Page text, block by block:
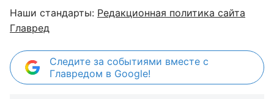
Наши стандарты: Редакционная политика сайта
Главред
Следите за событиями вместе с
Главредом в Google!